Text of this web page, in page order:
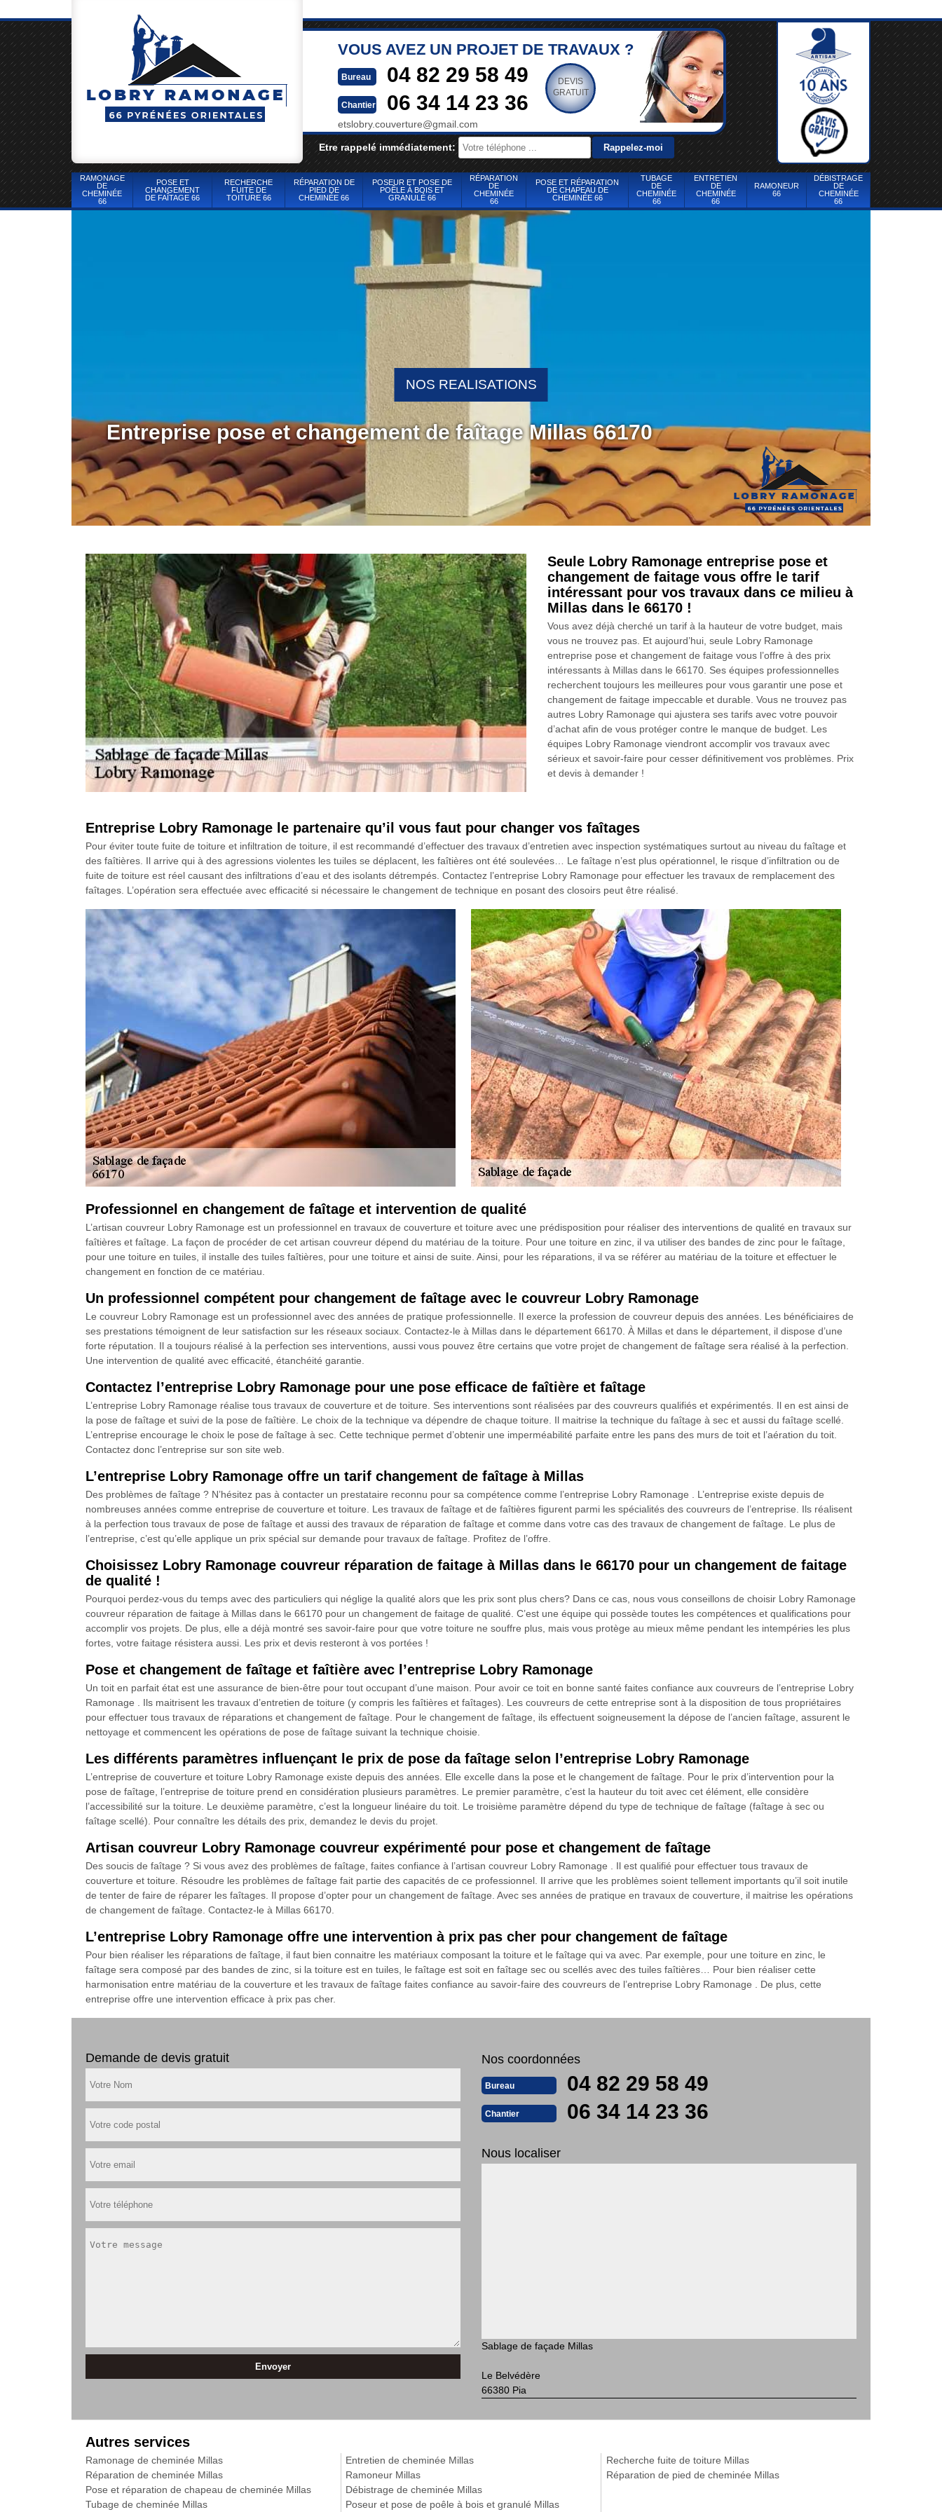
VOUS AVEZ UN PROJET DE TRAVAUX ?
Bureau 04 82 29 58 49
Chantier 06 34 14 23 36
etslobry.couverture@gmail.com
DEVIS
GRATUIT
Etre rappelé immédiatement:
RAMONAGE
DE
CHEMINÉE
66
POSE ET
CHANGEMENT
DE FAÎTAGE 66
RECHERCHE
FUITE DE
TOITURE 66
RÉPARATION DE
PIED DE
CHEMINÉE 66
POSEUR ET POSE DE
POÊLE À BOIS ET
GRANULÉ 66
RÉPARATION
DE
CHEMINÉE
66
POSE ET RÉPARATION
DE CHAPEAU DE
CHEMINÉE 66
TUBAGE
DE
CHEMINÉE
66
ENTRETIEN
DE
CHEMINÉE
66
RAMONEUR
66
DÉBISTRAGE
DE
CHEMINÉE
66
Entreprise pose et changement de faîtage Millas 66170
NOS REALISATIONS
Seule Lobry Ramonage entreprise pose et
changement de faitage vous offre le tarif
intéressant pour vos travaux dans ce milieu à
Millas dans le 66170 !
Vous avez déjà cherché un tarif à la hauteur de votre budget, mais
vous ne trouvez pas. Et aujourd’hui, seule Lobry Ramonage
entreprise pose et changement de faitage vous l’offre à des prix
intéressants à Millas dans le 66170. Ses équipes professionnelles
recherchent toujours les meilleures pour vous garantir une pose et
changement de faitage impeccable et durable. Vous ne trouvez pas
autres Lobry Ramonage qui ajustera ses tarifs avec votre pouvoir
d’achat afin de vous protéger contre le manque de budget. Les
équipes Lobry Ramonage viendront accomplir vos travaux avec
sérieux et savoir-faire pour cesser définitivement vos problèmes. Prix
et devis à demander !
Entreprise Lobry Ramonage le partenaire qu’il vous faut pour changer vos faîtages
Pour éviter toute fuite de toiture et infiltration de toiture, il est recommandé d’effectuer des travaux d’entretien avec inspection systématiques surtout au niveau du faîtage et
des faîtières. Il arrive qui à des agressions violentes les tuiles se déplacent, les faîtières ont été soulevées… Le faîtage n’est plus opérationnel, le risque d’infiltration ou de
fuite de toiture est réel causant des infiltrations d’eau et des isolants détrempés. Contactez l’entreprise Lobry Ramonage pour effectuer les travaux de remplacement des
faîtages. L’opération sera effectuée avec efficacité si nécessaire le changement de technique en posant des closoirs peut être réalisé.
Professionnel en changement de faîtage et intervention de qualité
L’artisan couvreur Lobry Ramonage est un professionnel en travaux de couverture et toiture avec une prédisposition pour réaliser des interventions de qualité en travaux sur
faîtières et faîtage. La façon de procéder de cet artisan couvreur dépend du matériau de la toiture. Pour une toiture en zinc, il va utiliser des bandes de zinc pour le faîtage,
pour une toiture en tuiles, il installe des tuiles faîtières, pour une toiture et ainsi de suite. Ainsi, pour les réparations, il va se référer au matériau de la toiture et effectuer le
changement en fonction de ce matériau.
Un professionnel compétent pour changement de faîtage avec le couvreur Lobry Ramonage
Le couvreur Lobry Ramonage est un professionnel avec des années de pratique professionnelle. Il exerce la profession de couvreur depuis des années. Les bénéficiaires de
ses prestations témoignent de leur satisfaction sur les réseaux sociaux. Contactez-le à Millas dans le département 66170. À Millas et dans le département, il dispose d’une
forte réputation. Il a toujours réalisé à la perfection ses interventions, aussi vous pouvez être certains que votre projet de changement de faîtage sera réalisé à la perfection.
Une intervention de qualité avec efficacité, étanchéité garantie.
Contactez l’entreprise Lobry Ramonage pour une pose efficace de faîtière et faîtage
L’entreprise Lobry Ramonage réalise tous travaux de couverture et de toiture. Ses interventions sont réalisées par des couvreurs qualifiés et expérimentés. Il en est ainsi de
la pose de faîtage et suivi de la pose de faîtière. Le choix de la technique va dépendre de chaque toiture. Il maitrise la technique du faîtage à sec et aussi du faîtage scellé.
L’entreprise encourage le choix le pose de faîtage à sec. Cette technique permet d’obtenir une imperméabilité parfaite entre les pans des murs de toit et l’aération du toit.
Contactez donc l’entreprise sur son site web.
L’entreprise Lobry Ramonage offre un tarif changement de faîtage à Millas
Des problèmes de faîtage ? N’hésitez pas à contacter un prestataire reconnu pour sa compétence comme l’entreprise Lobry Ramonage . L’entreprise existe depuis de
nombreuses années comme entreprise de couverture et toiture. Les travaux de faîtage et de faîtières figurent parmi les spécialités des couvreurs de l’entreprise. Ils réalisent
à la perfection tous travaux de pose de faîtage et aussi des travaux de réparation de faîtage et comme dans votre cas des travaux de changement de faîtage. Le plus de
l’entreprise, c’est qu’elle applique un prix spécial sur demande pour travaux de faîtage. Profitez de l’offre.
Choisissez Lobry Ramonage couvreur réparation de faitage à Millas dans le 66170 pour un changement de faitage
de qualité !
Pourquoi perdez-vous du temps avec des particuliers qui néglige la qualité alors que les prix sont plus chers? Dans ce cas, nous vous conseillons de choisir Lobry Ramonage
couvreur réparation de faitage à Millas dans le 66170 pour un changement de faitage de qualité. C’est une équipe qui possède toutes les compétences et qualifications pour
accomplir vos projets. De plus, elle a déjà montré ses savoir-faire pour que votre toiture ne souffre plus, mais vous protège au mieux même pendant les intempéries les plus
fortes, votre faitage résistera aussi. Les prix et devis resteront à vos portées !
Pose et changement de faîtage et faîtière avec l’entreprise Lobry Ramonage
Un toit en parfait état est une assurance de bien-être pour tout occupant d’une maison. Pour avoir ce toit en bonne santé faites confiance aux couvreurs de l’entreprise Lobry
Ramonage . Ils maitrisent les travaux d’entretien de toiture (y compris les faîtières et faîtages). Les couvreurs de cette entreprise sont à la disposition de tous propriétaires
pour effectuer tous travaux de réparations et changement de faîtage. Pour le changement de faîtage, ils effectuent soigneusement la dépose de l’ancien faîtage, assurent le
nettoyage et commencent les opérations de pose de faîtage suivant la technique choisie.
Les différents paramètres influençant le prix de pose da faîtage selon l’entreprise Lobry Ramonage
L’entreprise de couverture et toiture Lobry Ramonage existe depuis des années. Elle excelle dans la pose et le changement de faîtage. Pour le prix d’intervention pour la
pose de faîtage, l’entreprise de toiture prend en considération plusieurs paramètres. Le premier paramètre, c’est la hauteur du toit avec cet élément, elle considère
l’accessibilité sur la toiture. Le deuxième paramètre, c’est la longueur linéaire du toit. Le troisième paramètre dépend du type de technique de faîtage (faîtage à sec ou
faîtage scellé). Pour connaître les détails des prix, demandez le devis du projet.
Artisan couvreur Lobry Ramonage couvreur expérimenté pour pose et changement de faîtage
Des soucis de faîtage ? Si vous avez des problèmes de faîtage, faites confiance à l’artisan couvreur Lobry Ramonage . Il est qualifié pour effectuer tous travaux de
couverture et toiture. Résoudre les problèmes de faîtage fait partie des capacités de ce professionnel. Il arrive que les problèmes soient tellement importants qu’il soit inutile
de tenter de faire de réparer les faîtages. Il propose d’opter pour un changement de faîtage. Avec ses années de pratique en travaux de couverture, il maitrise les opérations
de changement de faîtage. Contactez-le à Millas 66170.
L’entreprise Lobry Ramonage offre une intervention à prix pas cher pour changement de faîtage
Pour bien réaliser les réparations de faîtage, il faut bien connaitre les matériaux composant la toiture et le faîtage qui va avec. Par exemple, pour une toiture en zinc, le
faîtage sera composé par des bandes de zinc, si la toiture est en tuiles, le faîtage est soit en faîtage sec ou scellés avec des tuiles faîtières… Pour bien réaliser cette
harmonisation entre matériau de la couverture et les travaux de faîtage faites confiance au savoir-faire des couvreurs de l’entreprise Lobry Ramonage . De plus, cette
entreprise offre une intervention efficace à prix pas cher.
Demande de devis gratuit Nos coordonnées
Bureau 04 82 29 58 49
Chantier 06 34 14 23 36
Nous localiser
Sablage de façade Millas
Le Belvédère
66380 Pia
Autres services
Ramonage de cheminée Millas
Réparation de cheminée Millas
Pose et réparation de chapeau de cheminée Millas
Tubage de cheminée Millas
Entretien de cheminée Millas
Ramoneur Millas
Débistrage de cheminée Millas
Poseur et pose de poêle à bois et granulé Millas
Recherche fuite de toiture Millas
Réparation de pied de cheminée Millas